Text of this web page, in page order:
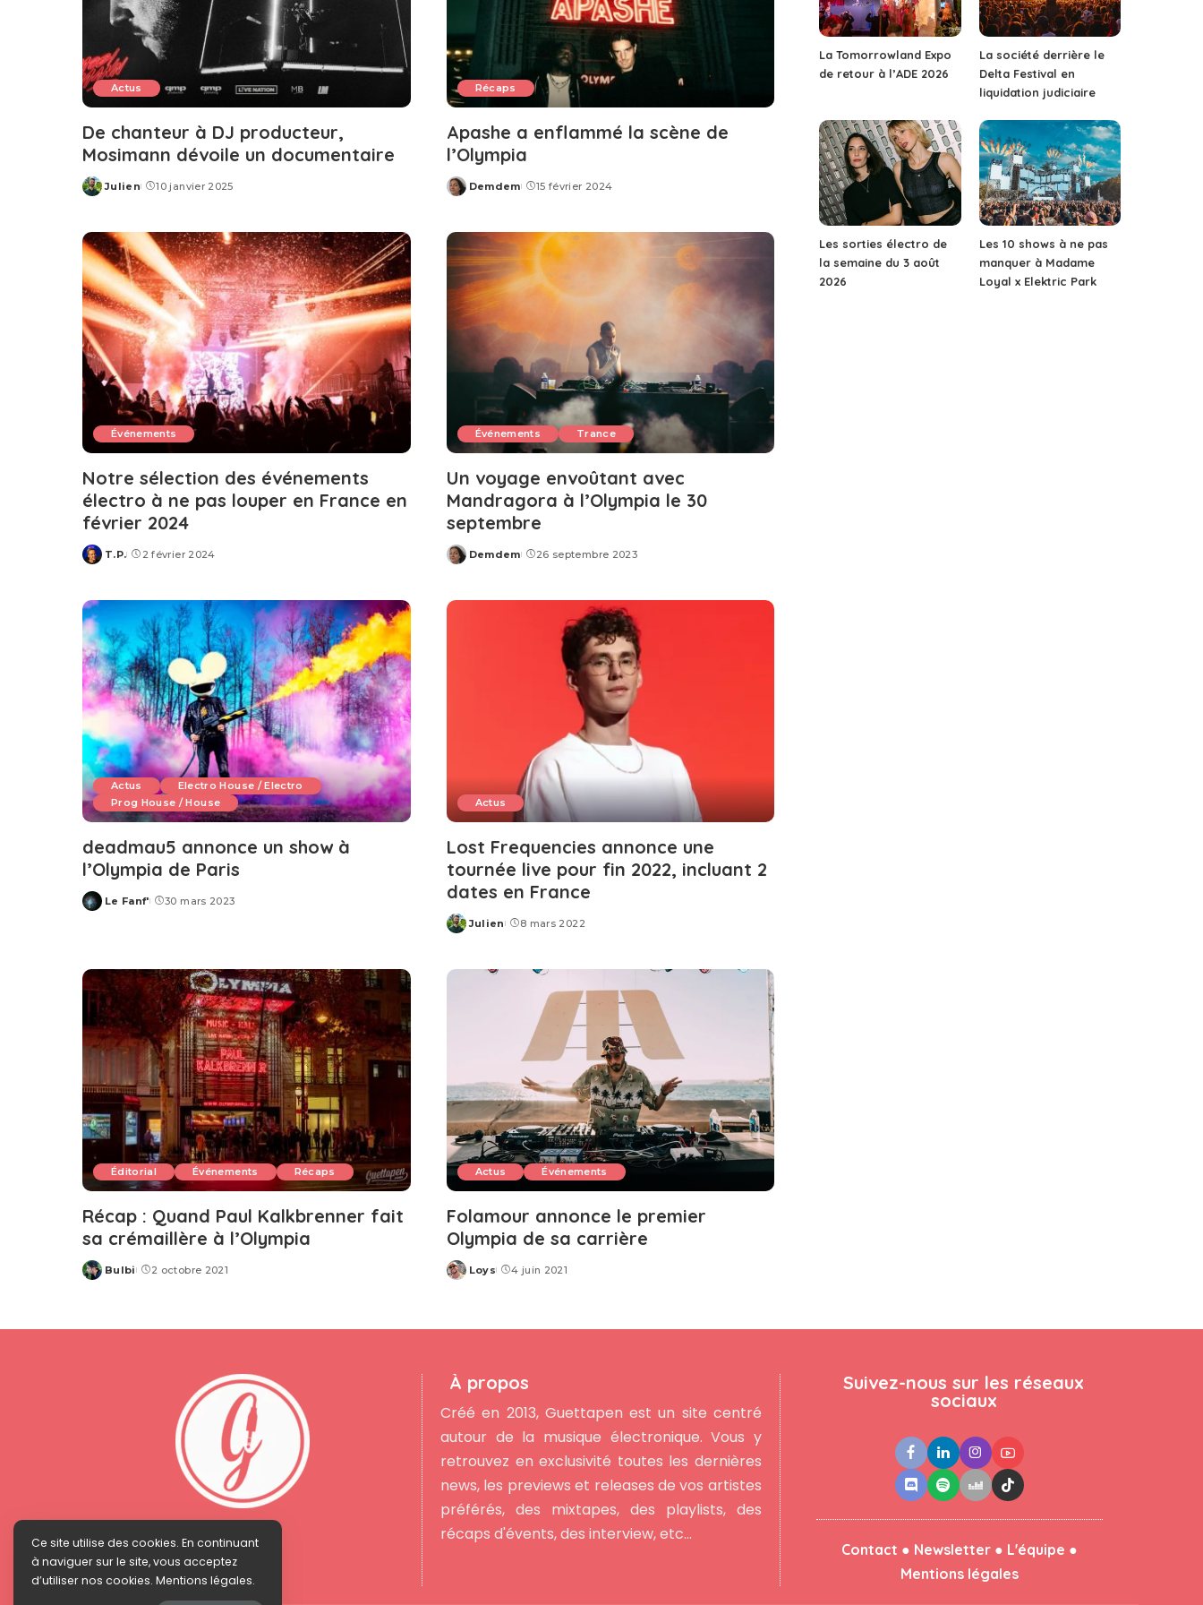
Actus
De chanteur à DJ producteur,
Mosimann dévoile un documentaire
Posted
Julien 10 janvier 2025
Récaps
Apashe a enflammé la scène de
l’Olympia
Posted
Demdem 15 février 2024
Événements
Notre sélection des événements
électro à ne pas louper en France en
février 2024
Posted
T.P. 2 février 2024
Événements Trance
Un voyage envoûtant avec
Mandragora à l’Olympia le 30
septembre
Posted
Demdem 26 septembre 2023
Actus
Electro House / Electro
Prog House / House
deadmau5 annonce un show à
l’Olympia de Paris
Posted
Le Fanf' 30 mars 2023
Actus
Lost Frequencies annonce une
tournée live pour fin 2022, incluant 2
dates en France
Posted
Julien 8 mars 2022
Éditorial Événements Récaps
Récap : Quand Paul Kalkbrenner fait
sa crémaillère à l’Olympia
Posted
Bulbi 2 octobre 2021
Actus Événements
Folamour annonce le premier
Olympia de sa carrière
Posted
Loys 4 juin 2021
La Tomorrowland Expo
de retour à l’ADE 2026
La société derrière le
Delta Festival en
liquidation judiciaire
Les sorties électro de
la semaine du 3 août
2026
Les 10 shows à ne pas
manquer à Madame
Loyal x Elektric Park
À propos
Créé en 2013, Guettapen est un site centré
autour de la musique électronique. Vous y
retrouvez en exclusivité toutes les dernières
news, les previews et releases de vos artistes
préférés, des mixtapes, des playlists, des
récaps d'évents, des interview, etc...
Suivez-nous sur les réseaux
sociaux
Contact ● Newsletter ● L'équipe ●
Mentions légales
Ce site utilise des cookies. En continuant
à naviguer sur le site, vous acceptez
d’utiliser nos cookies. Mentions légales.